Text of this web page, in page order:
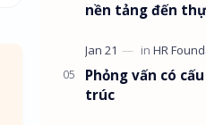
nền tảng đến
Phỏng vấn có
trúc